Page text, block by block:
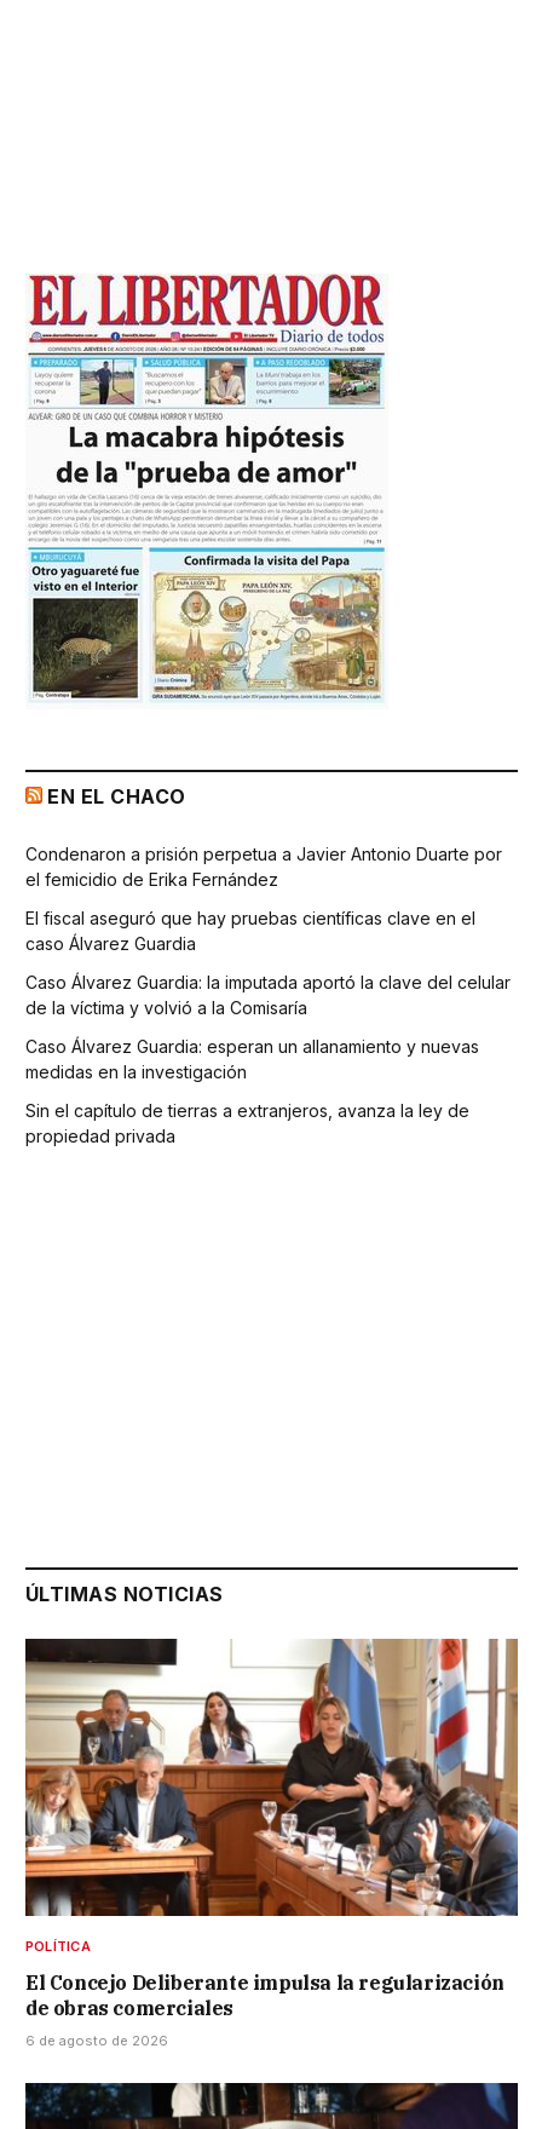
EN EL CHACO
Condenaron a prisión perpetua a Javier Antonio Duarte por
el femicidio de Erika Fernández
El fiscal aseguró que hay pruebas científicas clave en el
caso Álvarez Guardia
Caso Álvarez Guardia: la imputada aportó la clave del celular
de la víctima y volvió a la Comisaría
Caso Álvarez Guardia: esperan un allanamiento y nuevas
medidas en la investigación
Sin el capítulo de tierras a extranjeros, avanza la ley de
propiedad privada
ÚLTIMAS NOTICIAS
POLÍTICA
El Concejo Deliberante impulsa la regularización
de obras comerciales
6 de agosto de 2026